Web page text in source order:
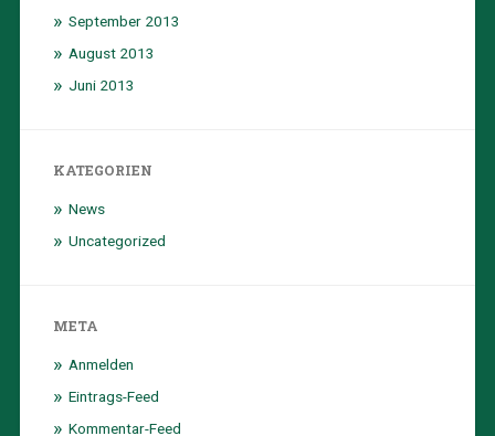
September 2013
August 2013
Juni 2013
KATEGORIEN
News
Uncategorized
META
Anmelden
Eintrags-Feed
Kommentar-Feed